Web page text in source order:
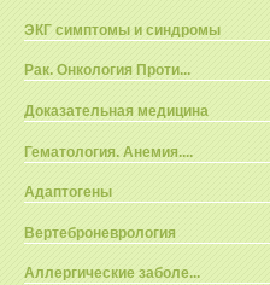
ЭКГ симптомы и синдромы
Рак. Онкология Проти...
Доказательная медицина
Гематология. Анемия....
Адаптогены
Вертеброневрология
Аллергические заболе...